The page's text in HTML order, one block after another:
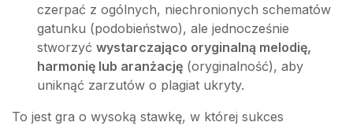
czerpać z ogólnych, niechronionych schematów
gatunku (podobieństwo), ale jednocześnie
stworzyć wystarczająco oryginalną melodię,
harmonię lub aranżację (oryginalność), aby
uniknąć zarzutów o plagiat ukryty.
To jest gra o wysoką stawkę, w której sukces